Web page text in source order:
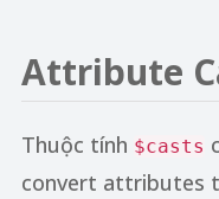
Attribute
Thuộc tính $casts
convert attributes